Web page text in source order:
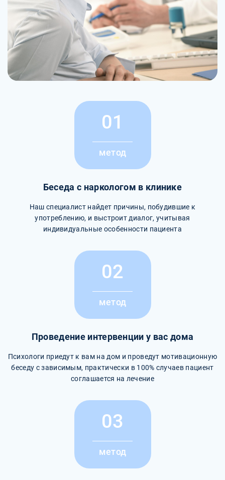
01
метод
Беседа с наркологом в клинике
Наш специалист найдет причины, побудившие к
употреблению, и выстроит диалог, учитывая
индивидуальные особенности пациента
02
метод
Проведение интервенции у вас дома
Психологи приедут к вам на дом и проведут мотивационную
беседу с зависимым, практически в 100% случаев пациент
соглашается на лечение
03
метод